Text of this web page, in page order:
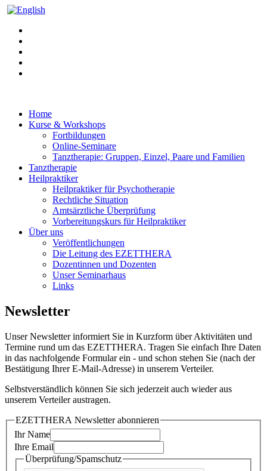
Home
Kurse & Workshops
Fortbildungen
Online-Seminare
Tanztherapie: Gruppen, Einzel, Paare und Familien
Tanztherapie
Heilpraktiker
Heilpraktiker für Psychotherapie
Rechtliche Situation
Amtsärztliche Überprüfung
Vorbereitungskurs für Heilpraktiker
Über uns
Veröffentlichungen
Die Leitung des EZETTHERA
Dozentinnen und Dozenten
Unser Seminarhaus
Links
Newsletter
Unser Newsletter informiert Sie in Kurzform über Aktivitäten und
Termine rund um das EZETTHERA. Tragen Sie einfach Ihre Daten
in das nachfolgende Formular ein - und schon stehen Sie (nach der
Bestätigung Ihrer E-Mail-Adresse) in unserem Verteiler.
Selbstverständlich können Sie sich jederzeit auch wieder aus
unserem Verteiler austragen.
EZETTHERA Newsletter abonnieren
Ihr Name
Ihre Email
Überprüfung/Spamschutz